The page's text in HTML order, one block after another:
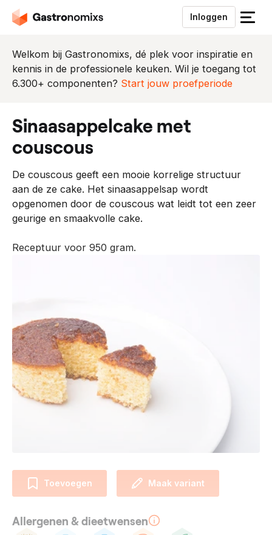
Inloggen
S
u
i
Welkom bij Gastronomixs, dé plek voor inspiratie en
kennis in de professionele keuken. Wil je toegang tot
6.300+ componenten? Start jouw proefperiode
sinaasappelcake met
couscous
De couscous geeft een mooie korrelige structuur
aan de ze cake. Het sinaasappelsap wordt
opgenomen door de couscous wat leidt tot een zeer
geurige en smaakvolle cake.
Receptuur voor 950 gram.
Toevoegen Maak variant
Allergenen & dieetwensen